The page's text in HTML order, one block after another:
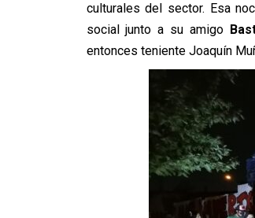
culturales del sector. Esa
social junto a su amigo
entonces teniente Joaquín